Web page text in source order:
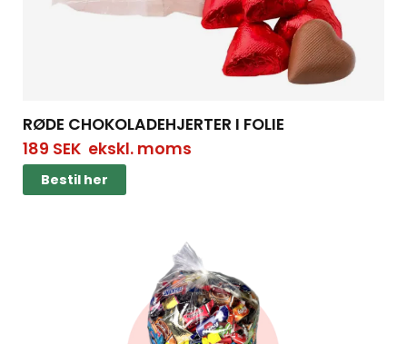
RØDE CHOKOLADEHJERTER I FOLIE
189 SEKekskl. moms
Bestil her